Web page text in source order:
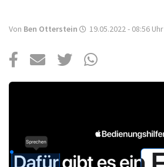
Podcast
Mac Life+
Von Ben Otterstein 19.05.2022 - 08:56 Uhr